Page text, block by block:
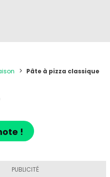
Pâte à pizza classique
!